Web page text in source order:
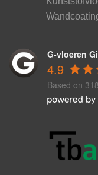
G-vloeren
4.9
Based on